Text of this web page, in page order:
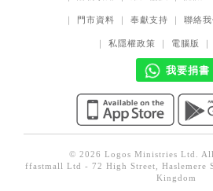
信徒生活
教會事工
社會／倫理
哲學／宗教比較
見證／傳記
｜ 門市資料 ｜ 奉獻支持 ｜ 聯絡我
｜ 私隱權政策 ｜ 電腦版 ｜
我要捐書
© 2026 Logos Ministries Ltd.
ffastmall Ltd - 72 High Street, Haslemere
Kingdom